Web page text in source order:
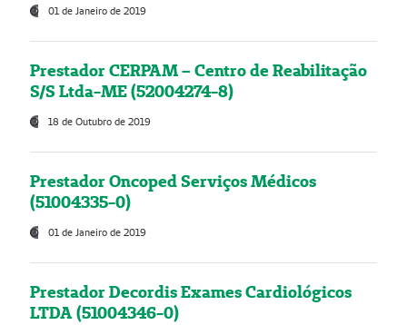
01 de Janeiro de 2019
Prestador CERPAM – Centro de Reabilitação
S/S Ltda-ME (52004274-8)
18 de Outubro de 2019
Prestador Oncoped Serviços Médicos
(51004335-0)
01 de Janeiro de 2019
Prestador Decordis Exames Cardiológicos
LTDA (51004346-0)